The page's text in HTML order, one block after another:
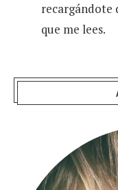
recargándote
que me lees.